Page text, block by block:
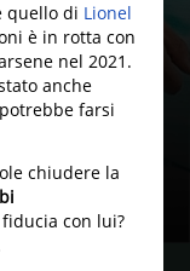
quello di Lionel
è in rotta con
nel 2021.
anche
farsi
chiudere la
con lui?